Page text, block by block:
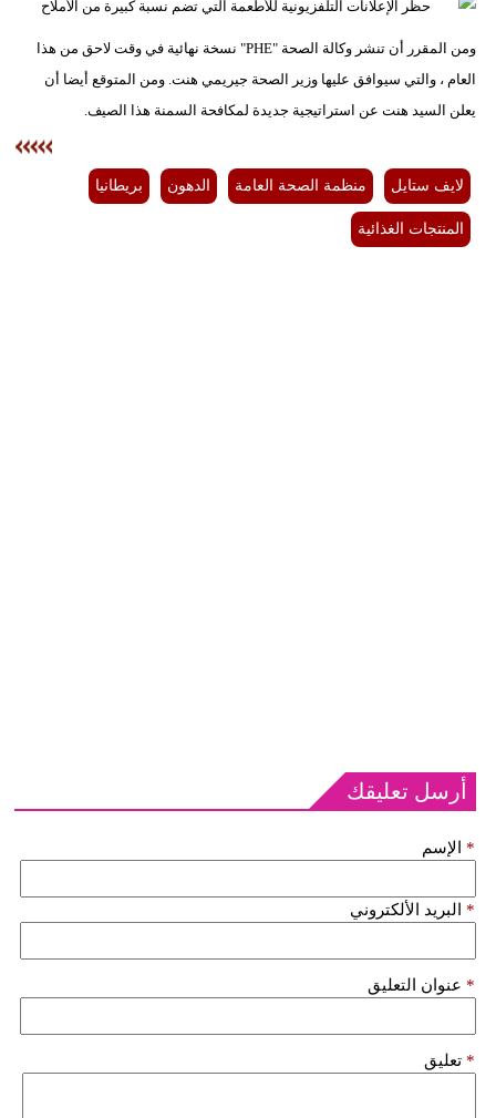
ومن المقرر أن تنشر وكالة الصحة "PHE" نسخة نهائية في وقت لاحق من هذا
العام ، والتي سيوافق عليها وزير الصحة جيريمي هنت. ومن المتوقع أيضا أن
يعلن السيد هنت عن استراتيجية جديدة لمكافحة السمنة هذا الصيف.
لايف ستايل منظمة الصحة العامة الدهون بريطانيا
المنتجات الغذائية
أرسل تعليقك
الإسم *
البريد الألكتروني *
عنوان التعليق *
تعليق *